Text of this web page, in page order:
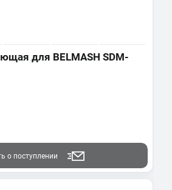
для BELMASH SDM-
о поступлении